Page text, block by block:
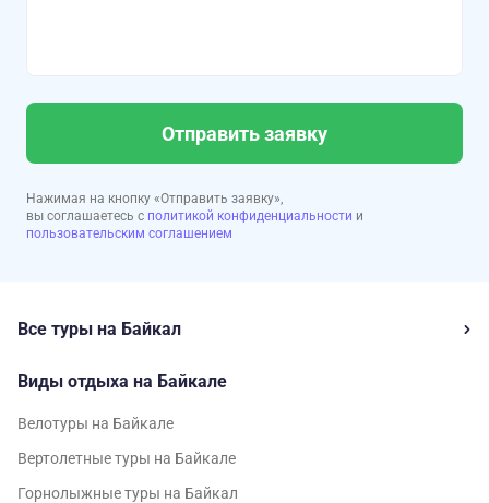
Отправить заявку
Нажимая на кнопку «Отправить заявку»,
вы соглашаетесь с политикой конфиденциальности и
пользовательским соглашением
Все туры на Байкал
Виды отдыха на Байкале
Велотуры на Байкале
Вертолетные туры на Байкале
Горнолыжные туры на Байкал